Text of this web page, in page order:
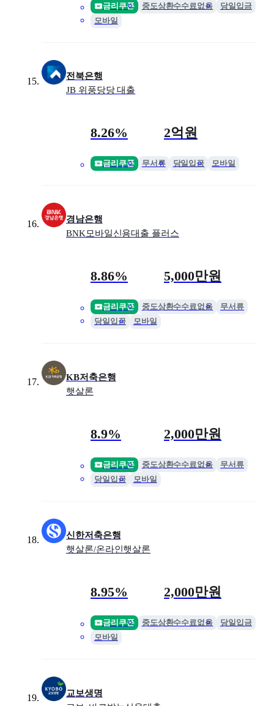
금리쿠폰 중도상환수수료없음
당일입금
모바일
전북은행
JB 위풍당당 대출
금리8.26%
최대 한도 2억원
금리쿠폰 무서류 당일입금 모바일
경남은행
BNK모바일신용대출 플러스
금리8.86%
최대 한도 5,000만원
금리쿠폰 중도상환수수료없음
무서류
당일입금
모바일
KB저축은행
햇살론
금리8.9%
최대 한도 2,000만원
금리쿠폰 중도상환수수료없음
무서류
당일입금
모바일
신한저축은행
햇살론/온라인햇살론
금리8.95%
최대 한도 2,000만원
금리쿠폰 중도상환수수료없음
당일입금
모바일
교보생명